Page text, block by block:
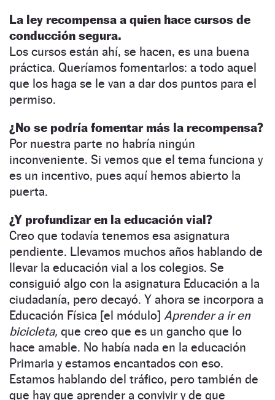
La ley recompensa a quien hace cursos de
conducción segura.
Los cursos están ahí, se hacen, es una buena
práctica. Queríamos fomentarlos: a todo aquel
que los haga se le van a dar dos puntos para el
permiso.
¿No se podría fomentar más la recompensa?
Por nuestra parte no habría ningún
inconveniente. Si vemos que el tema funciona y
es un incentivo, pues aquí hemos abierto la
puerta.
¿Y profundizar en la educación vial?
Creo que todavía tenemos esa asignatura
pendiente. Llevamos muchos años hablando de
llevar la educación vial a los colegios. Se
consiguió algo con la asignatura Educación a la
ciudadanía, pero decayó. Y ahora se incorpora a
Educación Física [el módulo] Aprender a ir en
bicicleta, que creo que es un gancho que lo
hace amable. No había nada en la educación
Primaria y estamos encantados con eso.
Estamos hablando del tráfico, pero también de
que hay que aprender a convivir y de que